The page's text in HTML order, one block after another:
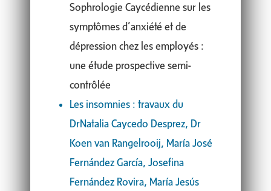
Sophrologie Caycédienne sur les
symptômes d’anxiété et de
dépression chez les employés :
une étude prospective semi-
contrôlée
Les insomnies : travaux du
DrNatalia Caycedo Desprez, Dr
Koen van Rangelrooij, María José
Fernández García, Josefina
Fernández Rovira, María Jesús